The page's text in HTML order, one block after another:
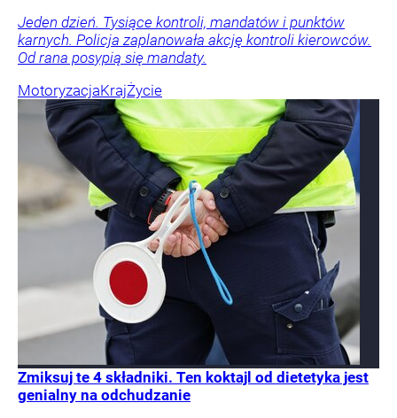
Jeden dzień. Tysiące kontroli, mandatów i punktów
karnych. Policja zaplanowała akcję kontroli kierowców.
Od rana posypią się mandaty.
MotoryzacjaKrajŻycie
Zmiksuj te 4 składniki. Ten koktajl od dietetyka jest
genialny na odchudzanie